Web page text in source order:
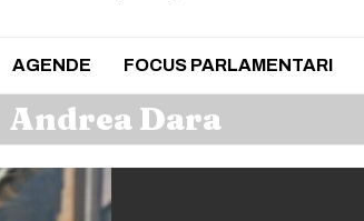
AGENDE FOCUS PARLAMENTARI
Andrea Dara